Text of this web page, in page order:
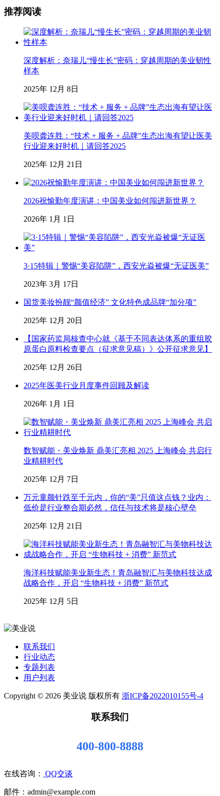
推荐阅读
深度解析：奈瑞儿“慢生长”密码：穿越周期的美业韧性
样本
2025年 12月 8日
美呗龚连胜：“技术 + 服务 + 品牌”生态出海有望让医美
行业迎来好时机｜请回答2025
2025年 12月 21日
2026祝愉勤年度演讲：中国美业如何闯进新世界？
2026年 1月 1日
3·15特辑｜警惕“美容陷阱”，西安光焱被爆“无证医美”
2023年 3月 17日
国货美妆扮靓“颜值经济” 文化特色成品牌“加分项”
2025年 12月 20日
【国家药监局核查中心就《基于不同表达体系的重组胶
原蛋白原料检查要点（征求意见稿）》公开征求意见】
2025年 12月 26日
2025年医美行业月度事件回顾及解读
2026年 1月 1日
数智赋能・美业焕新 鼎美汇亮相 2025 上海峰会 共启行
业精耕时代
2025年 12月 7日
万元童颜针跌至千元内，你的“美”只值这点钱？业内：
低价是行业整合期必然，信任与技术将是核心壁垒
2025年 12月 21日
海洋科技赋能美业新生态！青岛融智汇与美物科技达成
战略合作，开启 “生物科技 + 消费” 新范式
2025年 12月 5日
联系我们
行业动态
专题列表
用户列表
Copyright © 2026 美业说 版权所有 浙ICP备2022010155号-4
联系我们
400-800-8888
在线咨询： QQ交谈
邮件：admin@example.com